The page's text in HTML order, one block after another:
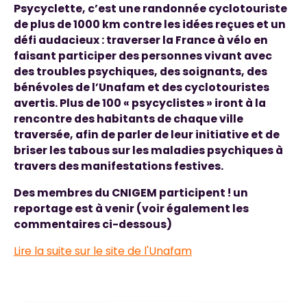
Psycyclette, c’est une randonnée cyclotouriste
de plus de 1000 km contre les idées reçues et un
défi audacieux : traverser la France à vélo en
faisant participer des personnes vivant avec
des troubles psychiques, des soignants, des
bénévoles de l’Unafam et des cyclotouristes
avertis. Plus de 100 « psycyclistes » iront à la
rencontre des habitants de chaque ville
traversée, afin de parler de leur initiative et de
briser les tabous sur les maladies psychiques à
travers des manifestations festives.
Des membres du CNIGEM participent ! un
reportage est à venir (voir également les
commentaires ci-dessous)
Lire la suite sur le site de l'Unafam